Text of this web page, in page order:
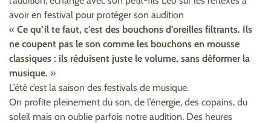
avoir en festival pour protéger son audition
« Ce qu’il te faut, c’est des bouchons d’oreilles filtrants. Ils
ne coupent pas le son comme les bouchons en mousse
classiques : ils réduisent juste le volume, sans déformer la
musique. »
L’été c’est la saison des festivals de musique.
On profite pleinement du son, de l’énergie, des copains, du
soleil mais on oublie parfois notre audition. Des heures